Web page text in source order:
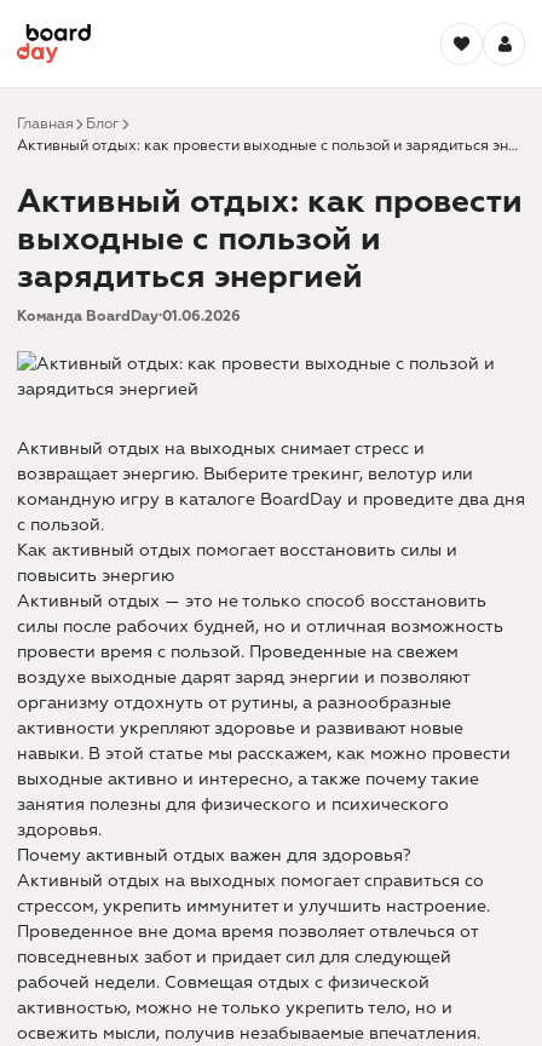
Главная
Блог
Активный отдых: как провести выходные с пользой и зарядиться энергией
Активный отдых: как провести
выходные с пользой и
зарядиться энергией
Команда BoardDay·01.06.2026
Активный отдых на выходных снимает стресс и
возвращает энергию. Выберите трекинг, велотур или
командную игру в каталоге BoardDay и проведите два дня
с пользой.
Как активный отдых помогает восстановить силы и
повысить энергию
Активный отдых — это не только способ восстановить
силы после рабочих будней, но и отличная возможность
провести время с пользой. Проведенные на свежем
воздухе выходные дарят заряд энергии и позволяют
организму отдохнуть от рутины, а разнообразные
активности укрепляют здоровье и развивают новые
навыки. В этой статье мы расскажем, как можно провести
выходные активно и интересно, а также почему такие
занятия полезны для физического и психического
здоровья.
Почему активный отдых важен для здоровья?
Активный отдых на выходных помогает справиться со
стрессом, укрепить иммунитет и улучшить настроение.
Проведенное вне дома время позволяет отвлечься от
повседневных забот и придает сил для следующей
рабочей недели. Совмещая отдых с физической
активностью, можно не только укрепить тело, но и
освежить мысли, получив незабываемые впечатления.